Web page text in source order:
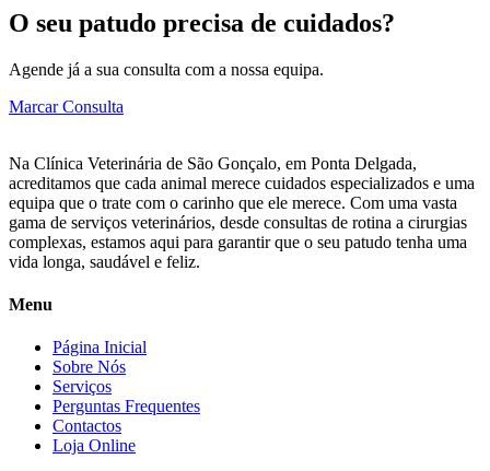
O seu patudo precisa de cuidados?
Agende já a sua consulta com a nossa equipa.
Marcar Consulta
Na Clínica Veterinária de São Gonçalo, em Ponta Delgada,
acreditamos que cada animal merece cuidados especializados e uma
equipa que o trate com o carinho que ele merece. Com uma vasta
gama de serviços veterinários, desde consultas de rotina a cirurgias
complexas, estamos aqui para garantir que o seu patudo tenha uma
vida longa, saudável e feliz.
Menu
Página Inicial
Sobre Nós
Serviços
Perguntas Frequentes
Contactos
Loja Online